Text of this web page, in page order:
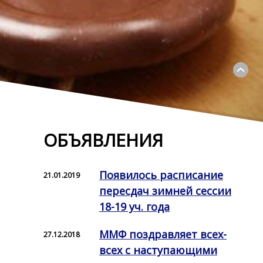
Свернуть
ОБЪЯВЛЕНИЯ
21.01.2019
Появилось расписание
пересдач зимней сессии
18-19 уч. года
27.12.2018
ММФ поздравляет всех-
всех с наступающими